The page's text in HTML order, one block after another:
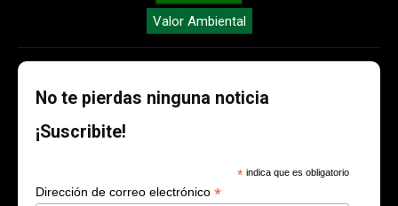
Valor Ambiental
No te pierdas ninguna noticia
¡Suscribite!
* indica que es obligatorio
Dirección de correo electrónico *